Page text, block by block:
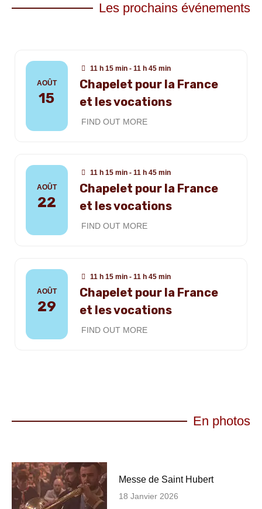
Les prochains événements
AOÛT
15
11 h 15 min - 11 h 45 min
Chapelet pour la France
et les vocations
FIND OUT MORE
AOÛT
22
11 h 15 min - 11 h 45 min
Chapelet pour la France
et les vocations
FIND OUT MORE
AOÛT
29
11 h 15 min - 11 h 45 min
Chapelet pour la France
et les vocations
FIND OUT MORE
En photos
Messe de Saint Hubert
18 Janvier 2026